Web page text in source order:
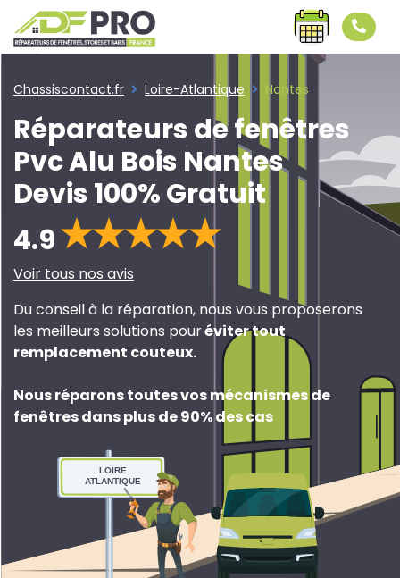
Chassiscontact.fr Loire-Atlantique Nantes
Réparateurs de fenêtres
Pvc Alu Bois Nantes
Devis 100% Gratuit
4.9
Voir tous nos avis
Du conseil à la réparation, nous vous proposerons
les meilleurs solutions pouréviter tout
remplacement couteux.
Nous réparons toutes vos mécanismes de
fenêtres dans plus de 90% des cas
LOIRE
ATLANTIQUE